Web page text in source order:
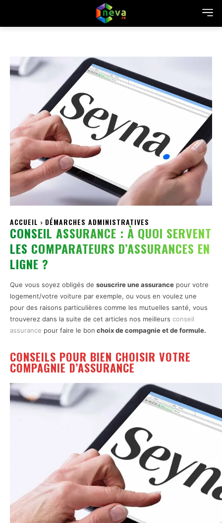
ACCUEIL DÉMARCHES ADMINISTRATIVES
CONSEIL ASSURANCE : À QUOI SERVENT
LES COMPARATEURS D’ASSURANCES EN
LIGNE ?
Que vous soyez obligés de souscrire une assurance pour votre
logement/votre voiture par exemple, ou vous en voulez une
pour des raisons particulières comme les mutuelles santé, vous
trouverez dans la suite de cet articles nos meilleurs conseil
assurance pour faire le bon choix de compagnie et de formule.
CONSEILS POUR BIEN CHOISIR VOTRE
COMPAGNIE D’ASSURANCE